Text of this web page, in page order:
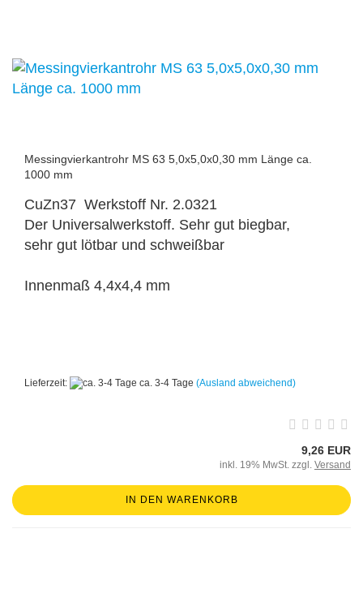
Messingvierkantrohr MS 63 5,0x5,0x0,30 mm Länge ca.
1000 mm
CuZn37 Werkstoff Nr. 2.0321
Der Universalwerkstoff. Sehr gut biegbar,
sehr gut lötbar und schweißbar
Innenmaß 4,4x4,4 mm
Lieferzeit: ca. 3-4 Tage (Ausland abweichend)
9,26 EUR
inkl. 19% MwSt. zzgl. Versand
IN DEN WARENKORB